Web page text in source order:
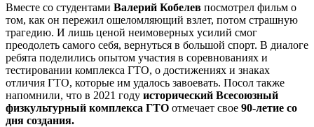
Вместе со студентами Валерий Кобелев посмотрел фильм о
том, как он пережил ошеломляющий взлет, потом страшную
трагедию. И лишь ценой неимоверных усилий смог
преодолеть самого себя, вернуться в большой спорт. В диалоге
ребята поделились опытом участия в соревнованиях и
тестировании комплекса ГТО, о достижениях и знаках
отличия ГТО, которые им удалось завоевать. Посол также
напомнили, что в 2021 году исторический Всесоюзный
физкультурный комплекса ГТО отмечает свое 90-летие со
дня создания.